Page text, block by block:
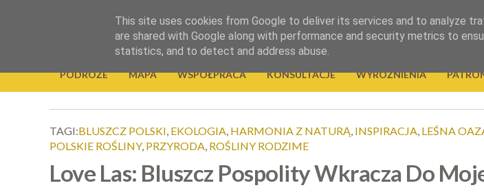
Okiem Obiektywu.
PODRÓŻE MAPA WSPÓŁPRACA KONSULTACJE WYRÓŻNIENIA
TAGI:BLUSZCZ POLSKI, EKOLOGIA, HARMONIA Z NATURĄ, INSPIRACJA, LEŚNA
POLSKIE ROŚLINY, PRZYRODA, ROŚLINY RODZIME
Love Las: Bluszcz Pospolity Wkracza Do
This site uses cookies from Google to deliver its services and to analyze
are shared with Google along with performance and security metrics to
statistics, and to detect and address abuse.